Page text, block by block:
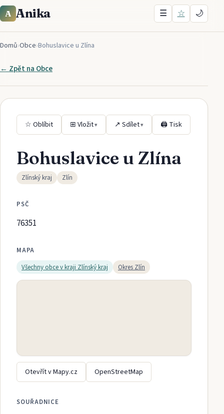
A Anika ☰ ☆ 🌙
Domů›Obce›Bohuslavice u Zlína
← Zpět na Obce
☆ Oblíbit ⊞ Vložit▾ ↗ Sdílet▾ 🖨 Tisk
Bohuslavice u Zlína
Zlínský kraj Zlín
PSČ
76351
MAPA
Všechny obce v kraji Zlínský kraj Okres Zlín
Otevřít v Mapy.cz OpenStreetMap
SOUŘADNICE